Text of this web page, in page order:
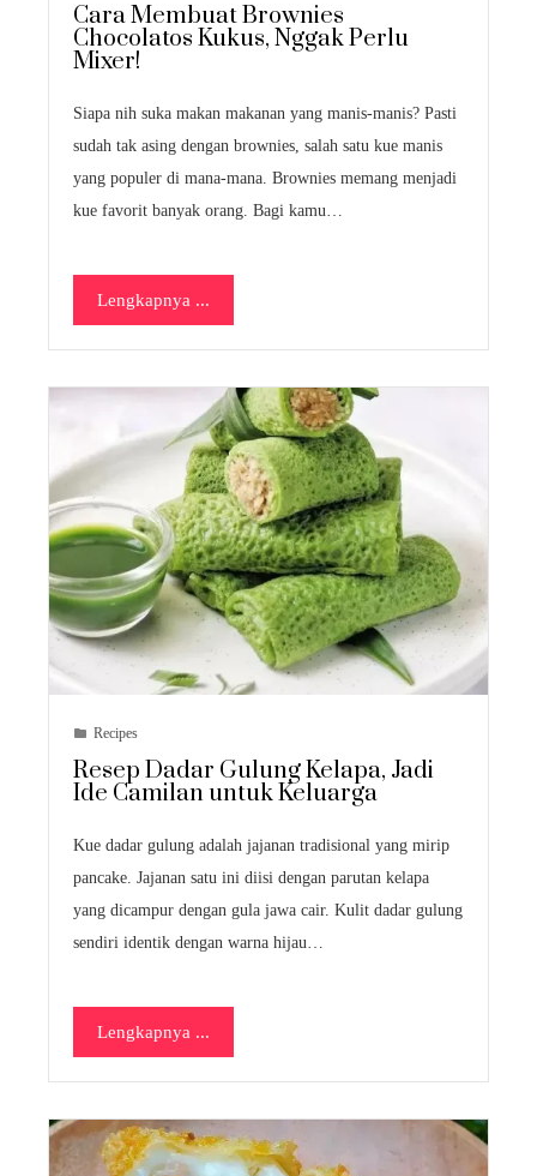
Cara Membuat Brownies
Chocolatos Kukus, Nggak Perlu
Mixer!
Siapa nih suka makan makanan yang manis-manis? Pasti
sudah tak asing dengan brownies, salah satu kue manis
yang populer di mana-mana. Brownies memang menjadi
kue favorit banyak orang. Bagi kamu…
Lengkapnya ...
Recipes
Resep Dadar Gulung Kelapa, Jadi
Ide Camilan untuk Keluarga
Kue dadar gulung adalah jajanan tradisional yang mirip
pancake. Jajanan satu ini diisi dengan parutan kelapa
yang dicampur dengan gula jawa cair. Kulit dadar gulung
sendiri identik dengan warna hijau…
Lengkapnya ...